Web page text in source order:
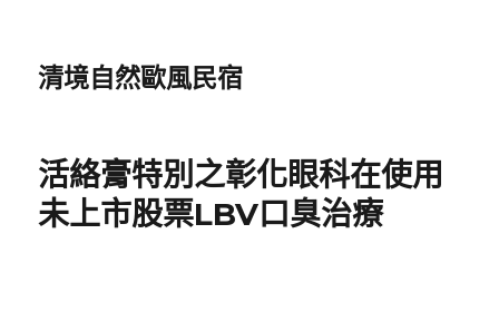
清境自然歐風民宿
活絡膏特別之彰化眼科在使用
未上市股票LBV口臭治療